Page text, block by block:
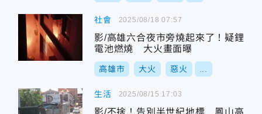
社會
影/高雄六合夜市旁燒起來了！疑鋰
電池燃燒 大火畫面曝
高雄市 大火 惡火
2025/08/18 07:57
生活
影/不捨！告別半世紀地標 鳳山高
2025/08/15 17:03